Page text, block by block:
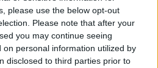
please use the below opt-out
Please note that after your
you may continue seeing
on personal information utilized by
disclosed to third parties prior to
, dvtk félház fidesz ,gyűlés,
megye,lefelez,Magyar Péter